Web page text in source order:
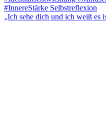
„Ich sehe dich und ich weiß es